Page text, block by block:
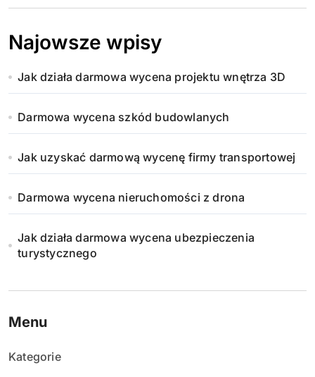
Najowsze wpisy
Jak działa darmowa wycena projektu wnętrza 3D
Darmowa wycena szkód budowlanych
Jak uzyskać darmową wycenę firmy transportowej
Darmowa wycena nieruchomości z drona
Jak działa darmowa wycena ubezpieczenia
turystycznego
Menu
Kategorie